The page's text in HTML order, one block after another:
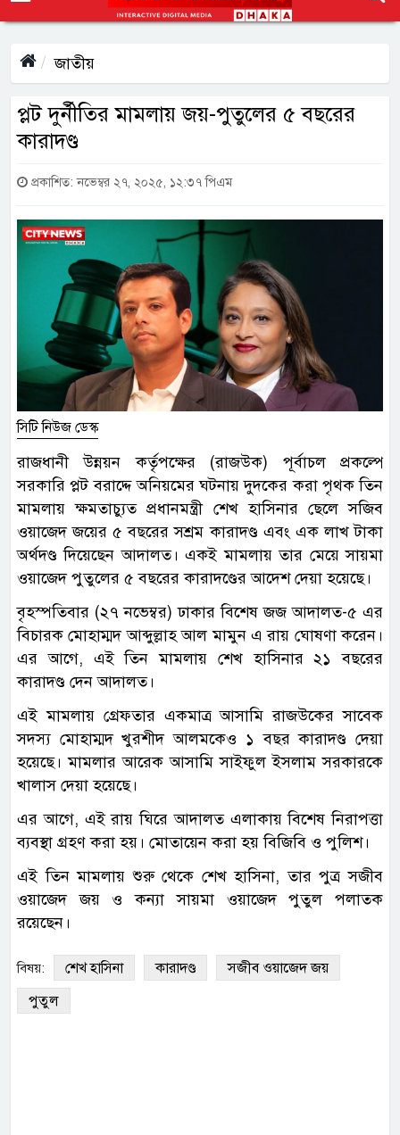
জাতীয়
প্লট দুর্নীতির মামলায় জয়-পুতুলের ৫ বছরের
কারাদণ্ড
প্রকাশিত: নভেম্বর ২৭, ২০২৫, ১২:৩৭ পিএম
সিটি নিউজ ডেস্ক
রাজধানী উন্নয়ন কর্তৃপক্ষের (রাজউক) পূর্বাচল প্রকল্পে
সরকারি প্লট বরাদ্দে অনিয়মের ঘটনায় দুদকের করা পৃথক তিন
মামলায় ক্ষমতাচ্যুত প্রধানমন্ত্রী শেখ হাসিনার ছেলে সজিব
ওয়াজেদ জয়ের ৫ বছরের সশ্রম কারাদণ্ড এবং এক লাখ টাকা
অর্থদণ্ড দিয়েছেন আদালত। একই মামলায় তার মেয়ে সায়মা
ওয়াজেদ পুতুলের ৫ বছরের কারাদণ্ডের আদেশ দেয়া হয়েছে।
বৃহস্পতিবার (২৭ নভেম্বর) ঢাকার বিশেষ জজ আদালত-৫ এর
বিচারক মোহাম্মদ আব্দুল্লাহ আল মামুন এ রায় ঘোষণা করেন।
এর আগে, এই তিন মামলায় শেখ হাসিনার ২১ বছরের
কারাদণ্ড দেন আদালত।
এই মামলায় গ্রেফতার একমাত্র আসামি রাজউকের সাবেক
সদস্য মোহাম্মদ খুরশীদ আলমকেও ১ বছর কারাদণ্ড দেয়া
হয়েছে। মামলার আরেক আসামি সাইফুল ইসলাম সরকারকে
খালাস দেয়া হয়েছে।
এর আগে, এই রায় ঘিরে আদালত এলাকায় বিশেষ নিরাপত্তা
ব্যবস্থা গ্রহণ করা হয়। মোতায়েন করা হয় বিজিবি ও পুলিশ।
এই তিন মামলায় শুরু থেকে শেখ হাসিনা, তার পুত্র সজীব
ওয়াজেদ জয় ও কন্যা সায়মা ওয়াজেদ পুতুল পলাতক
রয়েছেন।
বিষয়: শেখ হাসিনা কারাদণ্ড
সজীব ওয়াজেদ জয়
পুতুল